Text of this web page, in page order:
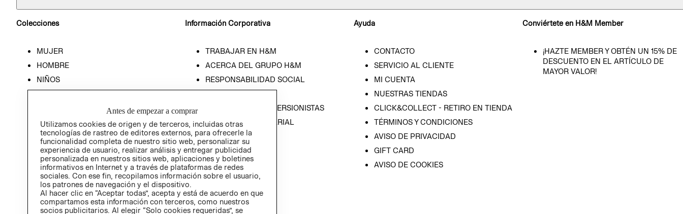
Colecciones
MUJER
HOMBRE
NIÑOS
Información Corporativa
TRABAJAR EN H&M
ACERCA DEL GRUPO H&M
RESPONSABILIDAD SOCIAL
RELACIÓN CON INVERSIONISTAS
POLÍTICA EMPRESARIAL
Ayuda
CONTACTO
SERVICIO AL CLIENTE
MI CUENTA
NUESTRAS TIENDAS
CLICK&COLLECT - RETIRO EN TIENDA
TÉRMINOS Y CONDICIONES
AVISO DE PRIVACIDAD
GIFT CARD
AVISO DE COOKIES
Conviértete en H&M Member
¡HAZTE MEMBER Y OBTÉN UN 15% DE
DESCUENTO EN EL ARTÍCULO DE
MAYOR VALOR!
Antes de empezar a comprar
Utilizamos cookies de origen y de terceros, incluidas otras
tecnologías de rastreo de editores externos, para ofrecerle la
funcionalidad completa de nuestro sitio web, personalizar su
experiencia de usuario, realizar análisis y entregar publicidad
personalizada en nuestros sitios web, aplicaciones y boletines
informativos en Internet y a través de plataformas de redes
sociales. Con ese fin, recopilamos información sobre el usuario,
los patrones de navegación y el dispositivo.
Al hacer clic en “Aceptar todas”, acepta y está de acuerdo en que
compartamos esta información con terceros, como nuestros
socios publicitarios. Al elegir “Solo cookies requeridas”, se